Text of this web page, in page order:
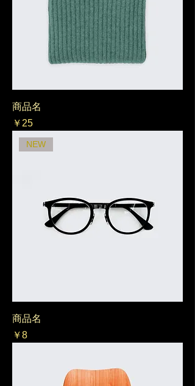
商品名
価格
￥25
NEW
商品名
価格
￥8